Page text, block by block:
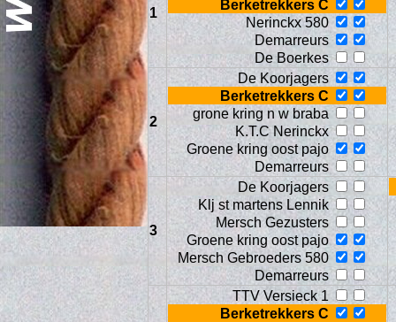
1
Berketrekkers C
Nerinckx 580
Demarreurs
De Boerkes
2
De Koorjagers
Berketrekkers C
grone kring n w braba
K.T.C Nerinckx
Groene kring oost pajo
Demarreurs
3
De Koorjagers
Klj st martens Lennik
Mersch Gezusters
Groene kring oost pajo
Mersch Gebroeders 580
Demarreurs
TTV Versieck 1
Berketrekkers C